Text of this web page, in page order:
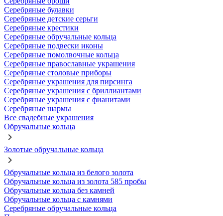
Серебряные булавки
Серебряные детские серьги
Серебряные крестики
Серебряные обручальные кольца
Серебряные подвески иконы
Серебряные помолвочные кольца
Серебряные православные украшения
Серебряные столовые приборы
Серебряные украшения для пирсинга
Серебряные украшения с бриллиантами
Серебряные украшения с фианитами
Серебряные шармы
Все свадебные украшения
Обручальные кольца
Золотые обручальные кольца
Обручальные кольца из белого золота
Обручальные кольца из золота 585 пробы
Обручальные кольца без камней
Обручальные кольца с камнями
Серебряные обручальные кольца